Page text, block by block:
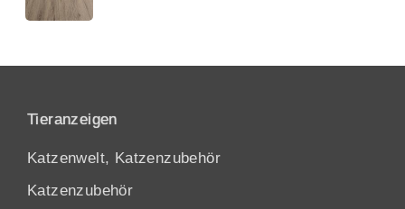
Tieranzeigen
Katzenwelt, Katzenzubehör
Katzenzubehör